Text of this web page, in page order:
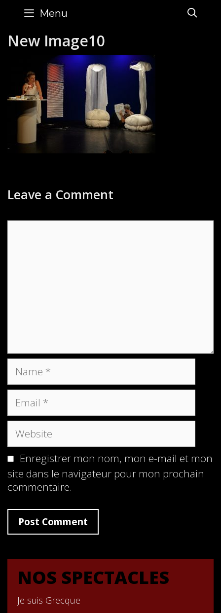
content
Menu
New Image10
Leave a Comment
Enregistrer mon nom, mon e-mail et mon
site dans le navigateur pour mon prochain
commentaire.
NOS SPECTACLES
Je suis Grecque